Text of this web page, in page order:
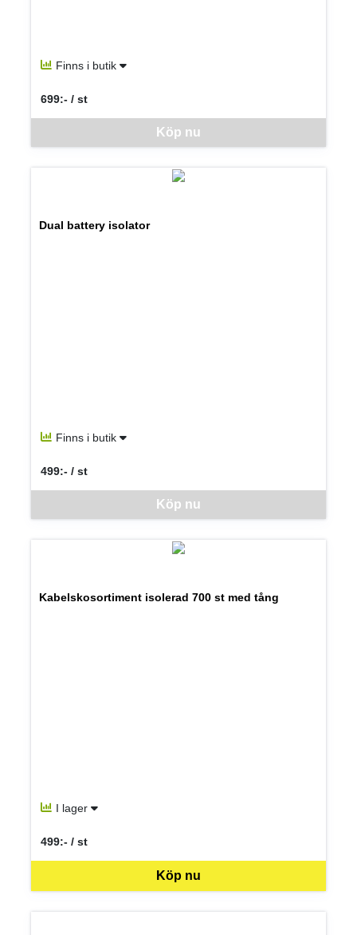
Finns i butik
Denna vara går inte att beställa via webben just nu, vänligen
Köp nu
699:- / st
SEK per ST
Dual battery isolator
Finns i butik
Denna vara går inte att beställa via webben just nu, vänligen
Köp nu
499:- / st
SEK per ST
Kabelskosortiment isolerad 700 st med tång
I lager
Köp nu
499:- / st
SEK per ST